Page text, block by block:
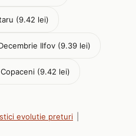
(9.42 lei)
Ilfov (9.39 lei)
(9.42 lei)
evolutie preturi